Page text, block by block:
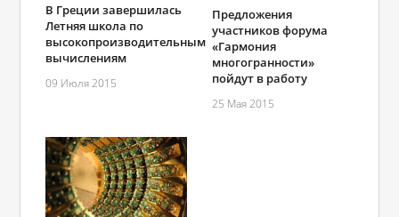
В Греции завершилась
Летняя школа по
высокопроизводительным
вычислениям
09 Июля 2015
Предложения
участников форума
«Гармония
многогранности»
пойдут в работу
25 Мая 2015